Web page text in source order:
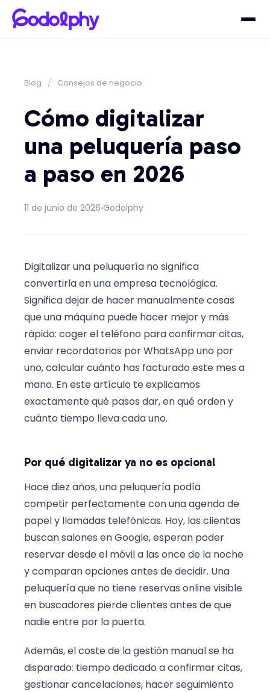
Blog / Consejos de negocio
Cómo digitalizar
una peluquería paso
a paso en 2026
11 de junio de 2026 Godolphy
Digitalizar una peluquería no significa
convertirla en una empresa tecnológica.
Significa dejar de hacer manualmente cosas
que una máquina puede hacer mejor y más
rápido: coger el teléfono para confirmar citas,
enviar recordatorios por WhatsApp uno por
uno, calcular cuánto has facturado este mes a
mano. En este artículo te explicamos
exactamente qué pasos dar, en qué orden y
cuánto tiempo lleva cada uno.
Por qué digitalizar ya no es opcional
Hace diez años, una peluquería podía
competir perfectamente con una agenda de
papel y llamadas telefónicas. Hoy, las clientas
buscan salones en Google, esperan poder
reservar desde el móvil a las once de la noche
y comparan opciones antes de decidir. Una
peluquería que no tiene reservas online visible
en buscadores pierde clientes antes de que
nadie entre por la puerta.
Además, el coste de la gestión manual se ha
disparado: tiempo dedicado a confirmar citas,
gestionar cancelaciones, hacer seguimiento